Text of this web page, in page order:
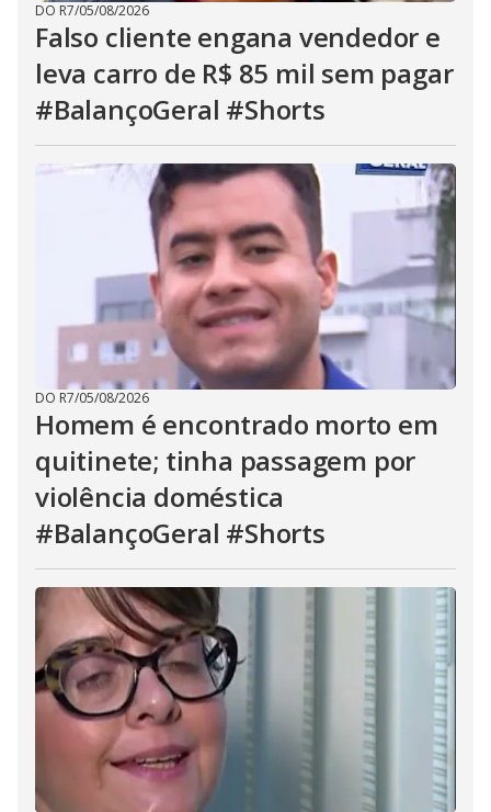
DO R7/05/08/2026
Falso cliente engana vendedor e
leva carro de R$ 85 mil sem pagar
#BalançoGeral #Shorts
DO R7/05/08/2026
Homem é encontrado morto em
quitinete; tinha passagem por
violência doméstica
#BalançoGeral #Shorts